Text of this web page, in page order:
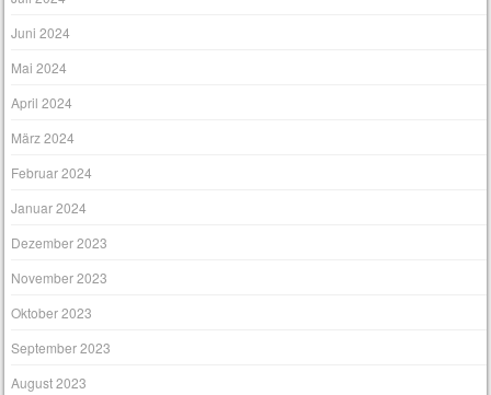
Juni 2024
Mai 2024
April 2024
März 2024
Februar 2024
Januar 2024
Dezember 2023
November 2023
Oktober 2023
September 2023
August 2023